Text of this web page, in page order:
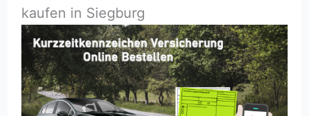
kaufen in Siegburg